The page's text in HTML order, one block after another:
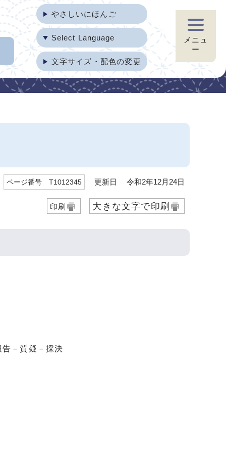
やさしいにほんご
Select Language
文字サイズ・配色の変更
メニュ
ー
ページ番号 T1012345 更新日 令和2年12月24日
印刷 大きな文字で印刷
－質疑－採決